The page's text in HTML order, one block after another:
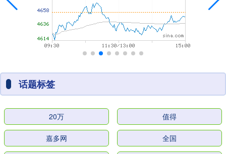
话题标签
20万 值得
嘉多网 全国